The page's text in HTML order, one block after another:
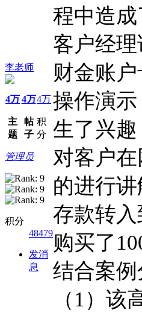
李老师
4万
主
题
4万
帖
子
4万
积
分
管理员
积分
48479
发消
息
程中造
客户经
财金账
操作演
生了兴
对客户
的进行
存款转
购买了
结合案
（1）